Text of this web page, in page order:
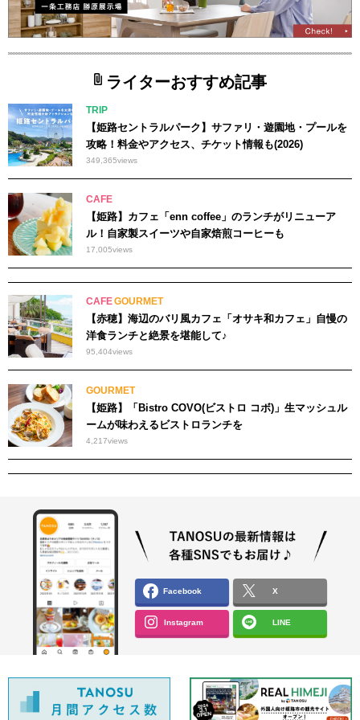
ライターおすすめ記事
TRIP
【姫路セントラルパーク】サファリ・遊園地・プールを
攻略！料金やアクセス、チケット情報も(2026)
349,365views
CAFE
【姫路】カフェ「enn coffee」のランチがリニューア
ル！自家製スイーツや自家焙煎コーヒーも
17,005views
CAFEGOURMET
【赤穂】海辺のバリ風カフェ「オサキ和カフェ」自慢の
洋食ランチと絶景を堪能して♪
95,404views
GOURMET
【姫路】「Bistro COVO(ビストロ コボ)」生マッシュル
ームが味わえるビストロランチを
4,217views
Facebook X
Instagram LINE